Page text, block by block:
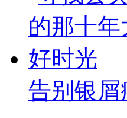
告别银